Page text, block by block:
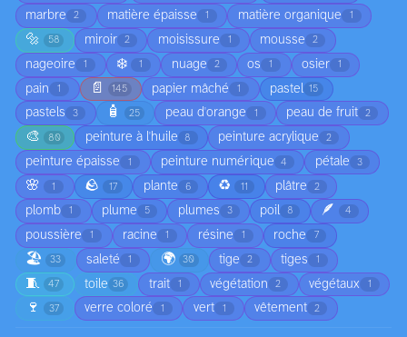
marbre 2 matière épaisse 1 matière organique 1
🔩 58 miroir 2 moisissure 1 mousse 2
nageoire 1 ❄️ 1 nuage 2 os 1 osier 1
pain 1 📄 145 papier mâché 1 pastel 15
pastels 3 🧴 25 peau d'orange 1 peau de fruit 2
🎨 80 peinture à l'huile 8 peinture acrylique 2
peinture épaisse 1 peinture numérique 4 pétale 3
🌸 1 🪨 17 plante 6 ♻️ 11 plâtre 2
plomb 1 plume 5 plumes 3 poil 8 🪶 4
poussière 1 racine 1 résine 1 roche 7
🏖️ 33 saleté 1 🌍 30 tige 2 tiges 1
🧵 47 toile 36 trait 1 végétation 2 végétaux 1
🍷 37 verre coloré 1 vert 1 vêtement 2